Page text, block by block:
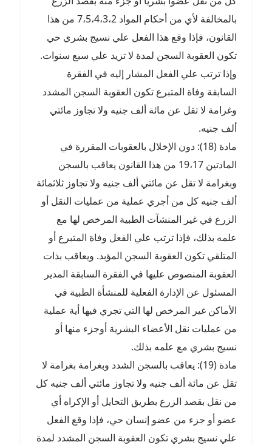
بالمخالفة لأي من أحكام المواد 7،5،4،3،2 من هذا
القانون، فإذا وقع هذا الفعل علي نسيج بشري حي
تكون العقوبة السجن لمدة لا تزيد علي سبع سنوات.
وإذا ترتب علي الفعل المشار إليه في الفقرة
السابقة وفاة المتبرع تكون العقوبة السجن المشدد
وغرامة لا تقل عن مائة ألف جنيه ولا تجاوز مائتي
ألف جنيه.
مادة (18): دون الإخلال بالعقوبات المقررة في
المادتين 19،17 من هذا القانون يعاقب بالسجن
وبغرامة لا تقل عن مائتي ألف جنيه ولا تجاوز ثلاثمائة
ألف جنيه كل من أجري عملية من عمليات النقل أو
الزرع في غير المنشآت الطبية المرخص لها مع
علمه بذلك، فإذا ترتب علي الفعل وفاة المتبرع أو
المتلقي تكون العقوبة السجن المؤبد. ويعاقب بذات
العقوبة المنصوص عليها في الفقرة السابقة المدير
المسئول عن الإدارة الفعلية للمنشأة الطبية في
الأماكن غير المرخص لها التي تجري فيها أية عملية
من عمليات نقل الأعضاء البشرية أوجزء منها أو
نسيج بشري مع علمه بذلك.
مادة (19): يعاقب بالسجن الشدد وبغرامة بغرامة لا
تقل عن مائة ألف جنيه ولا تجاوز مائتي ألف جنيه كل
من نقل بقصد الزرع بطريق التحايل أو الإكراه أي
عضو أو جزء من عضو إنسان حي، فإذا وقع الفعل
علي نسيج بشري تكون العقوبة السجن المشدد لمدة